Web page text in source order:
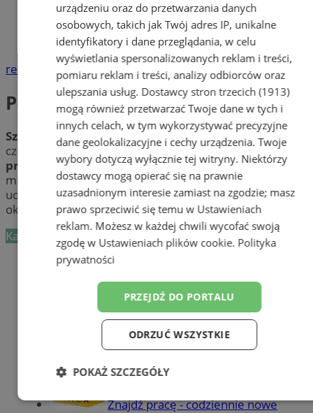
Katalog firm
Produkcja, Handel, Usługi
Pośrednictwo pracy
reklama
Pośrednictwo pracy
Szukasz pracy
w Polsce lub za granicą? Nie wiesz od
czego zacząć poszukiwania? Sprawdźpośredników
pracy
w Tychach. Dowiedz się, gdzie i w jaki sposób w
mieście Tychy osobie bezrobotnej może zostać
udzielona pomoc. Skorzystaj z usług profesjonalistów w
okolicy Tych i znajdź wymarzone zatrudnienie!
Kategoria nie zawiera żadnych prezentacji firm.
Dodaj firmę
Pozostałe firmy w kategorii
Tworzenie stron www - Tychy
Znajdź pracę - codziennie nowe
urządzeniu oraz do przetwarzania danych
osobowych, takich jak Twój adres IP, unikalne
identyfikatory i dane przeglądania, w celu
wyświetlania spersonalizowanych reklam i treści,
pomiaru reklam i treści, analizy odbiorców oraz
ulepszania usług. Dostawcy stron trzecich (1913)
mogą również przetwarzać Twoje dane w tych i
innych celach, w tym wykorzystywać precyzyjne
dane geolokalizacyjne i cechy urządzenia. Twoje
wybory dotyczą wyłącznie tej witryny. Niektórzy
dostawcy mogą opierać się na prawnie
uzasadnionym interesie zamiast na zgodzie; masz
prawo sprzeciwić się temu w Ustawieniach
reklam. Możesz w każdej chwili wycofać swoją
zgodę w Ustawieniach plików cookie. Polityka
prywatności
PRZEJDŹ DO PORTALU
ODRZUĆ WSZYSTKIE
POKAŻ SZCZEGÓŁY
Niezbędne Wydajność Targetowanie